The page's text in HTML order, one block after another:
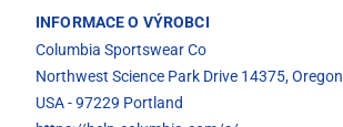
INFORMACE O VÝROBCI
Columbia Sportswear Co
Northwest Science Park Drive 14375, Oregon
USA - 97229 Portland